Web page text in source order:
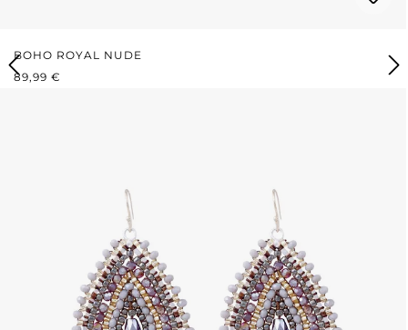
BOHO ROYAL NUDE
REGULÄRER PREIS:
89,99 €